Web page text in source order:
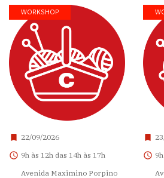
WORKSHOP
22/09/2026
9h às 12h das 14h às 17h
Avenida Maximino Porpino